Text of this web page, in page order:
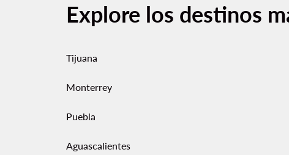
Explore los destinos
Tijuana
Monterrey
Puebla
Aguascalientes